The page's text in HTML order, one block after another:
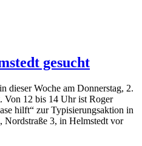
gesucht
dieser Woche am Donnerstag, 2.
Von 12 bis 14 Uhr ist Roger
hilft“ zur Typisierungsaktion in
Nordstraße 3, in Helmstedt vor